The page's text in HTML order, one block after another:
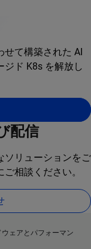
て構築された AI
ジド K8s を解放し
配信
ソリューションをご
相談ください。
ェアとパフォーマン